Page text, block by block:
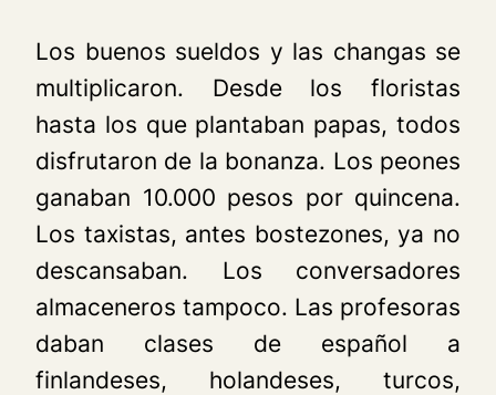
Los buenos sueldos y las changas se
multiplicaron. Desde los floristas
hasta los que plantaban papas, todos
disfrutaron de la bonanza. Los peones
ganaban 10.000 pesos por quincena.
Los taxistas, antes bostezones, ya no
descansaban. Los conversadores
almaceneros tampoco. Las profesoras
daban clases de español a
finlandeses, holandeses, turcos,